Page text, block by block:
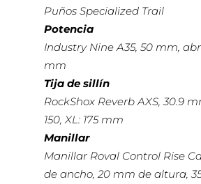
Puños Specialized Trail
Potencia
Industry Nine A35, 50 mm,
mm
Tija de sillín
RockShox Reverb AXS, 30.9
150, XL: 175 mm
Manillar
Manillar Roval Control Rise
de ancho, 20 mm de altura,